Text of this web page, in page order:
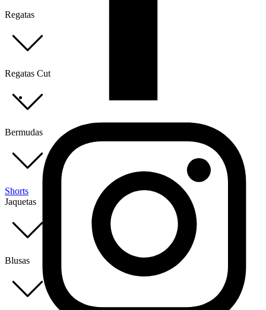
Regatas
Regatas Cut
Bermudas
Shorts
Jaquetas
Blusas